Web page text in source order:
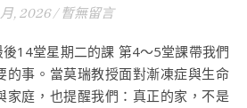
, 2026 / 暫無留言
的事。當莫瑞教授面對漸凍症與生命
家庭，也提醒我們：真正的家，不是